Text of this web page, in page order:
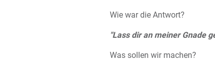
Wie war die Antwort?
"Lass dir an meiner Gnade
Was sollen wir machen?